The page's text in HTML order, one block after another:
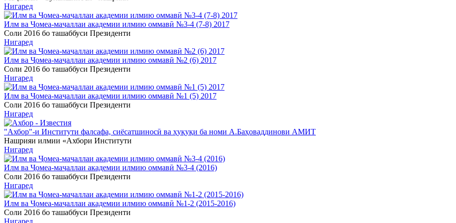
Нигаред
Илм ва Ҷомеа-маҷаллаи академии илмию оммавӣ №3-4 (7-8) 2017
Соли 2016 бо ташаббуси Президенти
Нигаред
Илм ва Ҷомеа-маҷаллаи академии илмию оммавӣ №2 (6) 2017
Соли 2016 бо ташаббуси Президенти
Нигаред
Илм ва Ҷомеа-маҷаллаи академии илмию оммавӣ №1 (5) 2017
Соли 2016 бо ташаббуси Президенти
Нигаред
"Ахбор"-и Институти фалсафа, сиёсатшиносӣ ва ҳуқуқи ба номи А.Баҳоваддинови АМИТ
Нашрияи илмии «Ахбори Институти
Нигаред
Илм ва Ҷомеа-маҷаллаи академии илмию оммавӣ №3-4 (2016)
Соли 2016 бо ташаббуси Президенти
Нигаред
Илм ва Ҷомеа-маҷаллаи академии илмию оммавӣ №1-2 (2015-2016)
Соли 2016 бо ташаббуси Президенти
Нигаред